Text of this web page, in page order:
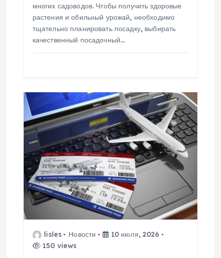
многих садоводов. Чтобы получить здоровые
растения и обильный урожай, необходимо
тщательно планировать посадку, выбирать
качественный посадочный…
lisles Новости
10 июля, 2026
150 views